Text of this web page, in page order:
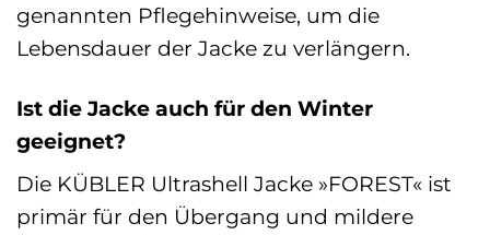
genannten Pflegehinweise, um die
Lebensdauer der Jacke zu verlängern.
Ist die Jacke auch für den Winter
geeignet?
Die KÜBLER Ultrashell Jacke »FOREST« ist
primär für den Übergang und mildere